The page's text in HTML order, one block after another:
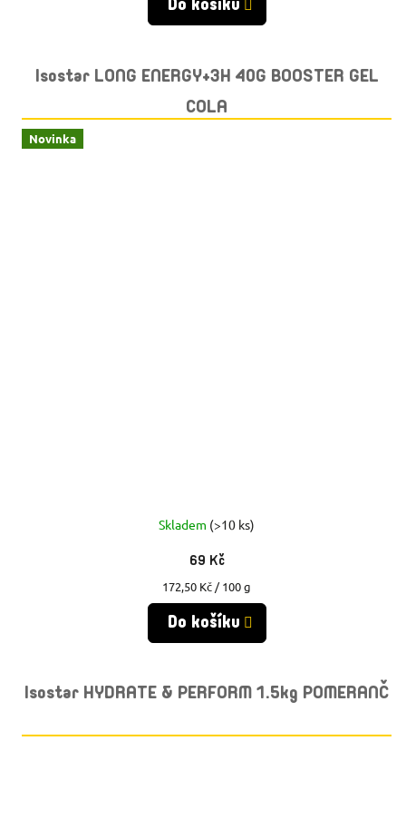
Do košíku
Isostar LONG ENERGY+3H 40G BOOSTER GEL
COLA
Novinka
Skladem (>10 ks)
69 Kč
Měrná
cena:
172,50 Kč / 100 g
Do košíku
Isostar HYDRATE & PERFORM 1.5kg POMERANČ